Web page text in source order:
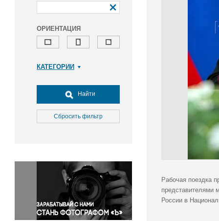
ОРИЕНТАЦИЯ
КАТЕГОРИИ
Досуг, туризм и отдых
Культура
Медицина
Окружающая среда
Политика
Правосудие
Происшествия и конфликты
Религия
Найти
Сбросить фильтр
Рабочая поездка
представителями
России в